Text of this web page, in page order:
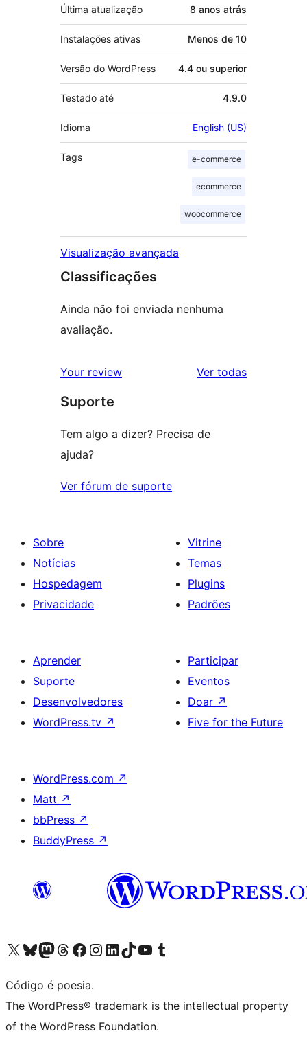
Última atualização 8 anos atrás
Instalações ativas Menos de 10
Versão do WordPress 4.4 ou superior
Testado até 4.9.0
Idioma English (US)
Tags e-commerce
ecommerce
woocommerce
Visualização avançada
Classificações
Ainda não foi enviada nenhuma
avaliação.
Your review Ver todasavaliações
Suporte
Tem algo a dizer? Precisa de
ajuda?
Ver fórum de suporte
Sobre
Notícias
Hospedagem
Privacidade
Vitrine
Temas
Plugins
Padrões
Aprender
Suporte
Desenvolvedores
WordPress.tv ↗
Participar
Eventos
Doar ↗
Five for the Future
WordPress.com ↗
Matt ↗
bbPress ↗
BuddyPress ↗
Acessar nossa conta do X (antigo Twitter)
Acessar nossa conta do Bluesky
Acessar nossa conta do Mastodon
Acessar nossa conta do Threads
Acessar nossa página do Facebook
Acessar nossa conta do Instagram
Acessar nossa conta do LinkedIn
Acessar nossa conta do TikTok
Acessar nosso canal do YouTube
Acessar nossa conta no Tumblr
Código é poesia.
The WordPress® trademark is the intellectual property
of the WordPress Foundation.